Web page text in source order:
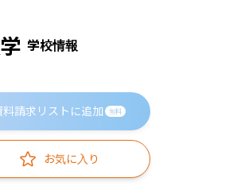
学校情報
料請求リストに追加 無料
お気に入り